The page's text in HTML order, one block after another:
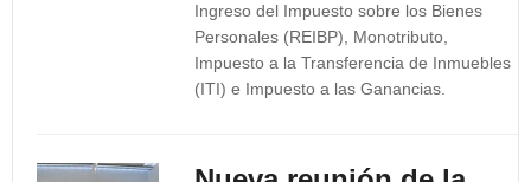
Ingreso del Impuesto sobre los Bienes
Personales (REIBP), Monotributo,
Impuesto a la Transferencia de Inmuebles
(ITI) e Impuesto a las Ganancias.